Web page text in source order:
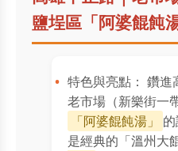
鹽埕區「阿婆餛飩
特色與亮點： 鑽進
老市場（新樂街一
「阿婆餛飩湯」
是經典的「溫州大